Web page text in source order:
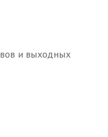
и выходных